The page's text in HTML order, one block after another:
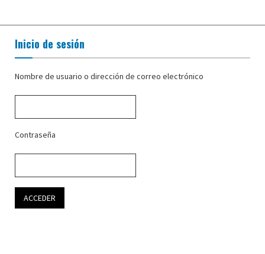
Inicio de sesión
Nombre de usuario o dirección de correo electrónico
Contraseña